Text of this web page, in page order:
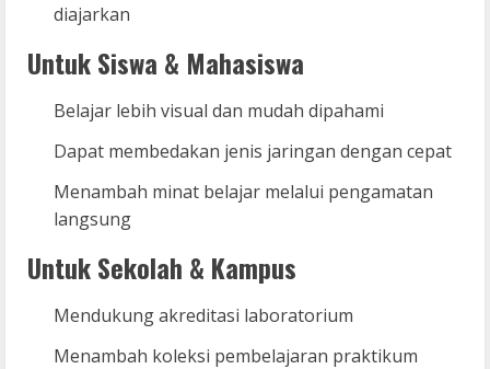
diajarkan
Untuk Siswa & Mahasiswa
Belajar lebih visual dan mudah dipahami
Dapat membedakan jenis jaringan dengan cepat
Menambah minat belajar melalui pengamatan
langsung
Untuk Sekolah & Kampus
Mendukung akreditasi laboratorium
Menambah koleksi pembelajaran praktikum